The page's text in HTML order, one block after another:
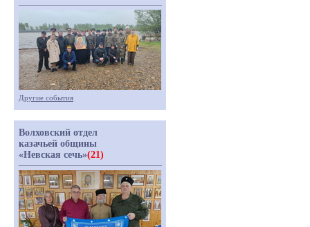
Другие события
Волховский отдел
казачьей общины
«Невская сечь»(21)